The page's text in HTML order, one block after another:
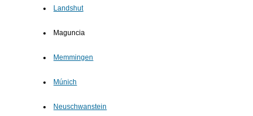
Landshut
Maguncia
Memmingen
Múnich
Neuschwanstein